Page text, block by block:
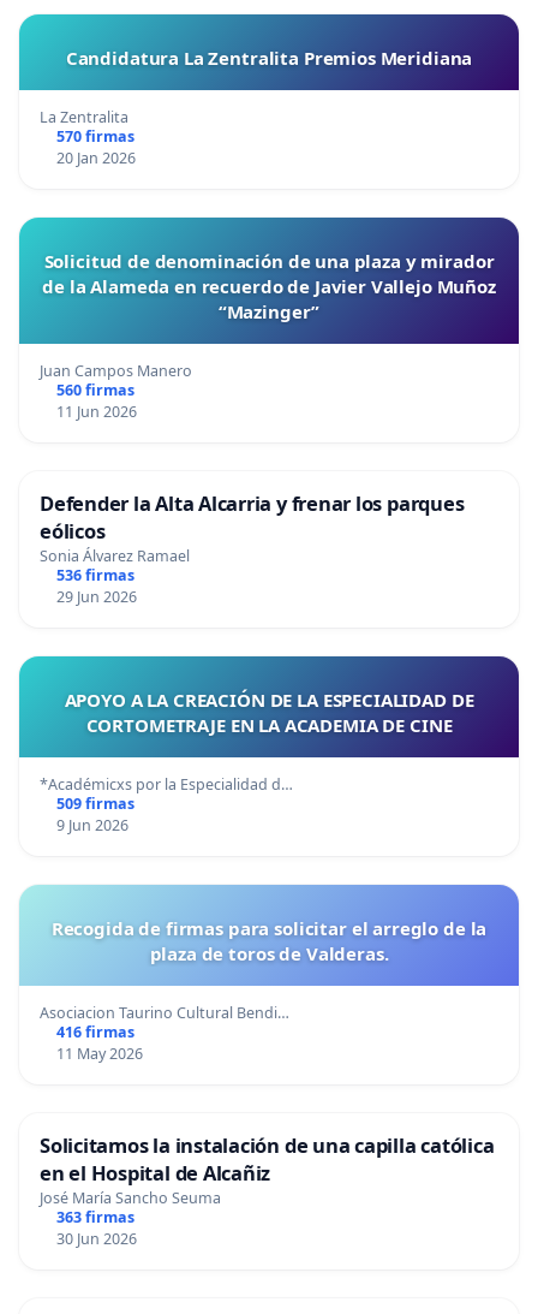
Candidatura La Zentralita Premios Meridiana
La Zentralita
570 firmas
20 Jan 2026
Solicitud de denominación de una plaza y mirador
de la Alameda en recuerdo de Javier Vallejo Muñoz
“Mazinger”
Juan Campos Manero
560 firmas
11 Jun 2026
Defender la Alta Alcarria y frenar los parques
eólicos
Sonia Álvarez Ramael
536 firmas
29 Jun 2026
APOYO A LA CREACIÓN DE LA ESPECIALIDAD DE
CORTOMETRAJE EN LA ACADEMIA DE CINE
*Académicxs por la Especialidad d…
509 firmas
9 Jun 2026
Recogida de firmas para solicitar el arreglo de la
plaza de toros de Valderas.
Asociacion Taurino Cultural Bendi…
416 firmas
11 May 2026
Solicitamos la instalación de una capilla católica
en el Hospital de Alcañiz
José María Sancho Seuma
363 firmas
30 Jun 2026